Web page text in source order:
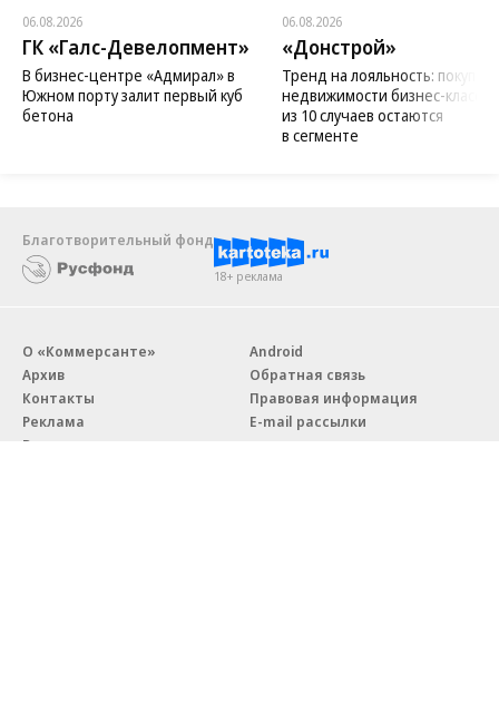
06.08.2026
ГК «Галс-Девелопмент»
В бизнес-центре «Адмирал» в
Южном порту залит первый куб
бетона
06.08.2026
«Донстрой»
Тренд на лояльность:
недвижимости бизнес-класса
из 10 случаев остаются
в сегменте
Благотворительный фонд
18+ реклама
О «Коммерсанте»
Архив
Контакты
Реклама
Вакансии
Android
Обратная связь
Правовая информация
E-mail рассылки